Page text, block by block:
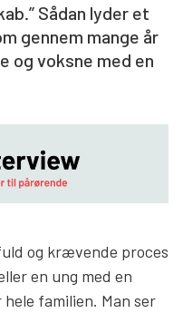
Sådan lyder et
gennem mange år
og voksne med en
og krævende proces
en ung med en
familien. Man ser